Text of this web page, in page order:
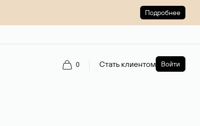
Подробнее
0 Стать клиентом Войти